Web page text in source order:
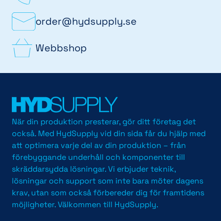
order@hydsupply.se
Webbshop
När din produktion presterar, gör ditt företag det
också. Med HydSupply vid din sida får du hjälp med
att optimera varje del av din produktion – från
förebyggande underhåll och komponenter till
skräddarsydda lösningar. Vi erbjuder teknik,
lösningar och support som inte bara möter dagens
krav, utan som också förbereder dig för framtidens
möjligheter. Välkommen till HydSupply.